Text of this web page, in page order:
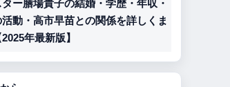
ー膳場貴子の結婚・学歴・年収・
動・高市早苗との関係を詳しくま
年最新版】